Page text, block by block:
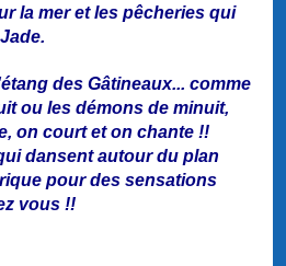
la mer et les pêcheries qui
des Gâtineaux... comme
ou les démons de minuit,
on court et on chante !!
dansent autour du plan
pour des sensations
vous !!